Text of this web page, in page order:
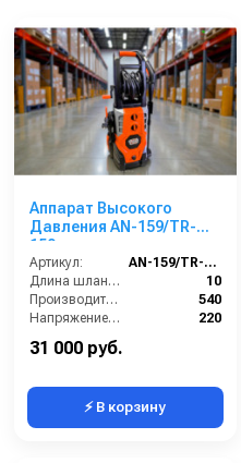
Аппарат Высокого
Давления AN-159/TR-
159
Артикул:
AN-159/TR-159
Длина шланга (м):
10
Производительность (л/ч):
540
Напряжение (В):
220
Рабочее давление (бар):
31 000 руб.
⚡ В корзину